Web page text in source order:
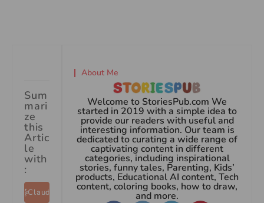
Sum
mari
ze
this
Artic
le
with
:
Claude
About Me
Welcome to StoriesPub.com We
started in 2019 with a simple idea to
provide our readers with useful and
interesting information. Our team is
dedicated to curating a wide range of
captivating content in different
categories, including inspirational
stories, funny tales, Parenting, Kids’
products, Educational AI content, Tech
content, coloring books, how to draw,
and more.